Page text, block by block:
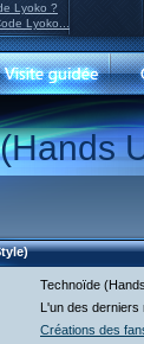
Lyoko ?
Lyoko...
Technoïde
L'un des derniers
Créations des